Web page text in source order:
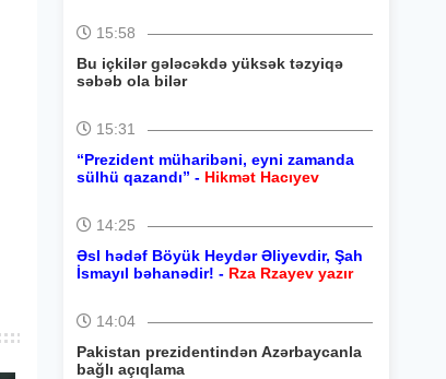
15:58
Bu içkilər gələcəkdə yüksək təzyiqə
səbəb ola bilər
15:31
“Prezident müharibəni, eyni zamanda
sülhü qazandı” - Hikmət Hacıyev
14:25
Əsl hədəf Böyük Heydər Əliyevdir, Şah
İsmayıl bəhanədir! - Rza Rzayev yazır
14:04
Pakistan prezidentindən Azərbaycanla
bağlı açıqlama